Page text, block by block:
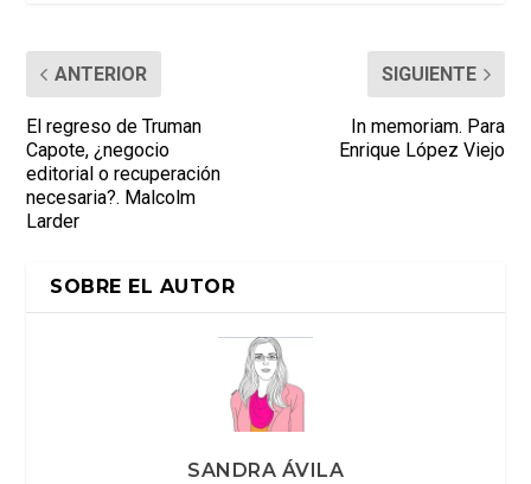
ANTERIOR
El regreso de Truman
Capote, ¿negocio
editorial o recuperación
necesaria?. Malcolm
Larder
SIGUIENTE
In memoriam. Para
Enrique López Viejo
SOBRE EL AUTOR
SANDRA ÁVILA